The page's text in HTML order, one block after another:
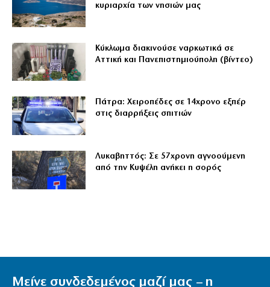
κυριαρχία των νησιών μας
Κύκλωμα διακινούσε ναρκωτικά σε
Αττική και Πανεπιστημιούπολη (βίντεο)
Πάτρα: Χειροπέδες σε 14χρονο εξπέρ
στις διαρρήξεις σπιτιών
Λυκαβηττός: Σε 57χρονη αγνοούμενη
από την Κυψέλη ανήκει η σορός
Μείνε συνδεδεμένος μαζί μας – η